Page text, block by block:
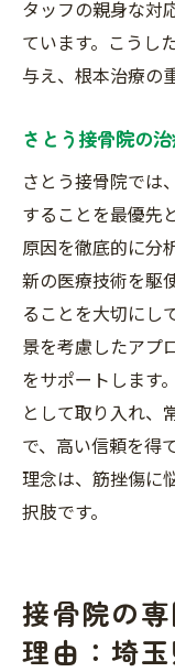
タッフの親身な対
ています。こうし
与え、根本治療の
さとう接骨院の
さとう接骨院では
することを最優先
原因を徹底的に分
新の医療技術を駆
ることを大切にし
景を考慮したアプ
をサポートします
として取り入れ、
で、高い信頼を得
理念は、筋挫傷に
択肢です。
接骨院の
理由：埼